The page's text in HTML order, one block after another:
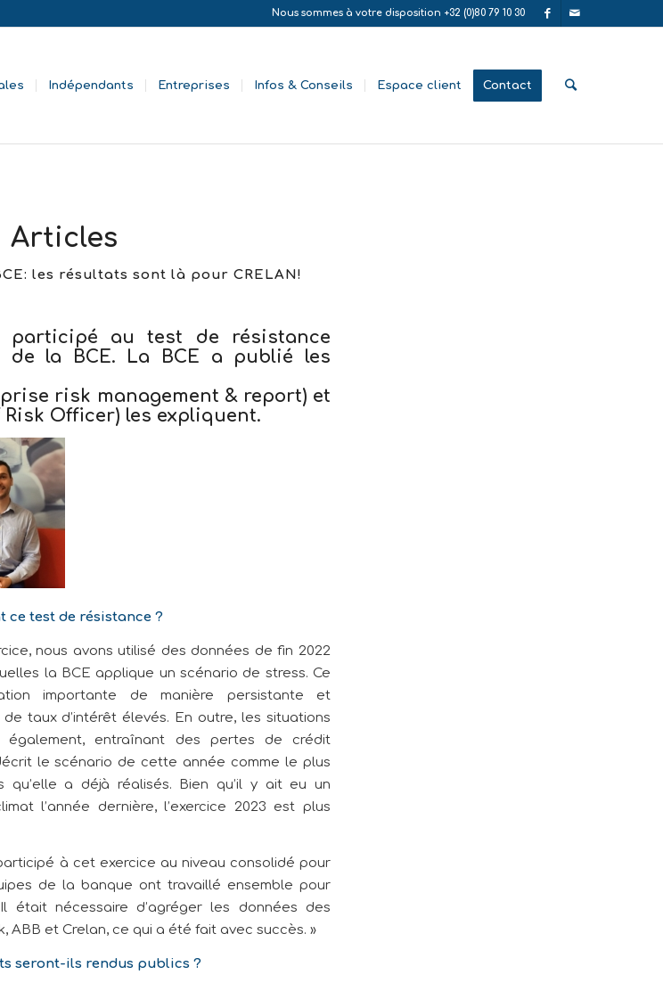
Nous sommes à votre disposition +32 (0)80 79 10 30
Indépendants Entreprises Infos & Conseils Espace client Contact
Articles
les résultats sont là pour CRELAN!
participé au test de résistance
de la BCE. La BCE a publié les
risk management & report) et
Risk Officer) les expliquent.
ce test de résistance ?
nous avons utilisé des données de fin 2022
la BCE applique un scénario de stress. Ce
importante de manière persistante et
taux d’intérêt élevés. En outre, les situations
également, entraînant des pertes de crédit
le scénario de cette année comme le plus
qu’elle a déjà réalisés. Bien qu’il y ait eu un
l’année dernière, l’exercice 2023 est plus
à cet exercice au niveau consolidé pour
de la banque ont travaillé ensemble pour
était nécessaire d’agréger les données des
ABB et Crelan, ce qui a été fait avec succès. »
seront-ils rendus publics ?